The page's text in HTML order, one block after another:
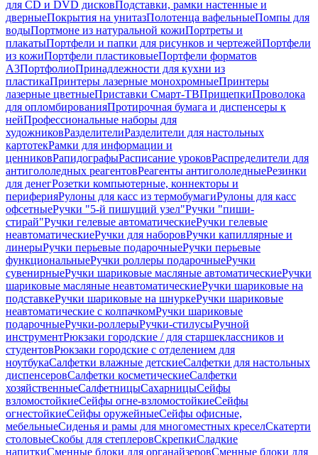
для CD и DVD дисковПодставки, рамки настенные и
дверныеПокрытия на унитазПолотенца вафельныеПомпы для
водыПортмоне из натуральной кожиПортреты и
плакатыПортфели и папки для рисунков и чертежейПортфели
из кожиПортфели пластиковыеПортфели форматов
А3ПортфолиоПринадлежности для кухни из
пластикаПринтеры лазерные монохромныеПринтеры
лазерные цветныеПриставки Смарт-ТВПрищепкиПроволока
для опломбированияПротирочная бумага и диспенсеры к
нейПрофессиональные наборы для
художниковРазделителиРазделители для настольных
картотекРамки для информации и
ценниковРапидографыРасписание уроковРаспределители для
антигололедных реагентовРеагенты антигололедныеРезинки
для денегРозетки компьютерные, коннекторы и
периферияРулоны для касс из термобумагиРулоны для касс
офсетныеРучки "5-й пишущий узел"Ручки "пиши-
стирай"Ручки гелевые автоматическиеРучки гелевые
неавтоматическиеРучки для наборовРучки капиллярные и
линерыРучки перьевые подарочныеРучки перьевые
функциональныеРучки роллеры подарочныеРучки
сувенирныеРучки шариковые масляные автоматическиеРучки
шариковые масляные неавтоматическиеРучки шариковые на
подставкеРучки шариковые на шнуркеРучки шариковые
неавтоматические с колпачкомРучки шариковые
подарочныеРучки-роллерыРучки-стилусыРучной
инструментРюкзаки городские / для старшеклассников и
студентовРюкзаки городские с отделением для
ноутбукаСалфетки влажные детскиеСалфетки для настольных
диспенсеровСалфетки косметическиеСалфетки
хозяйственныеСалфетницыСахарницыСейфы
взломостойкиеСейфы огне-взломостойкиеСейфы
огнестойкиеСейфы оружейныеСейфы офисные,
мебельныеСиденья и рамы для многоместных креселСкатерти
столовыеСкобы для степлеровСкрепкиСладкие
напиткиСменные блоки для органайзеровСменные блоки для